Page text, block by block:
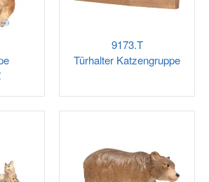
9173.T
Türhalter Katzengruppe